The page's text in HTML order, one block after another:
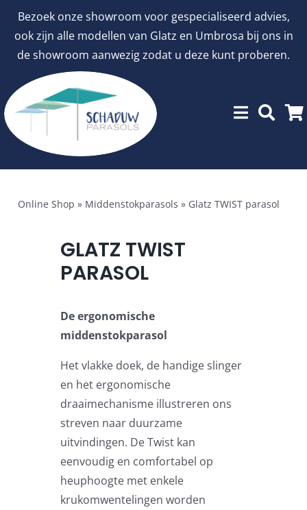
Bezoek onze showroom voor gespecialiseerd advies,
ook zijn alle modellen van Glatz en Umbrosa bij ons in
de showroom aanwezig zodat u deze kunt proberen.
inhoud
Menu
Stokparasols
Zweefparasols
Horeca parasols
Muurparasols
Schaduwdoeken
Snel leverbaar
Online Shop » Middenstokparasols » Glatz TWIST parasol
GLATZ TWIST
PARASOL
De ergonomische
middenstokparasol
Het vlakke doek, de handige slinger
en het ergonomische
draaimechanisme illustreren ons
streven naar duurzame
uitvindingen. De Twist kan
eenvoudig en comfortabel op
heuphoogte met enkele
krukomwentelingen worden